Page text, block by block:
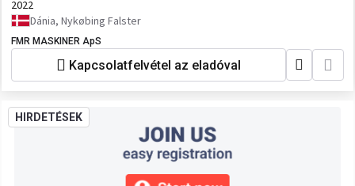
2022
Dánia, Nykøbing Falster
FMR MASKINER ApS
Kapcsolatfelvétel az eladóval
HIRDETÉSEK